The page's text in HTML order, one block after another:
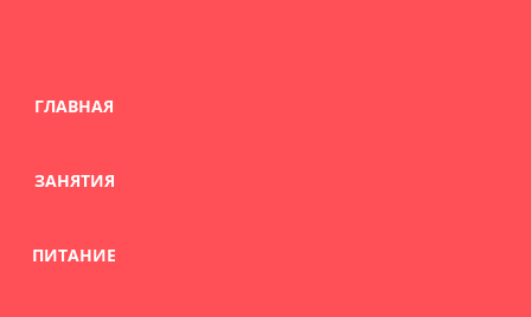
ГЛАВНАЯ
ЗАНЯТИЯ
ПИТАНИЕ